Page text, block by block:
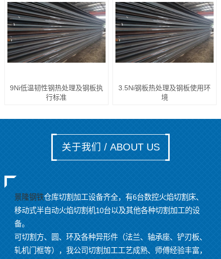
9Ni低温韧性钢热处理及钢板执
行标准
3.5Ni钢板热处理及钢板使用环
境
关于我们 / ABOUT US
景隆钢铁仓库切割加工设备齐全，有6台数控火焰切割床、
移动式半自动火焰切割机10台以及其他各种切割加工的设
备。
可切割方、圆、环及各种异形件（法兰、轴承座、铲刃板、
轧机门框等），我公司切割加工工艺成熟、师傅经验丰富，